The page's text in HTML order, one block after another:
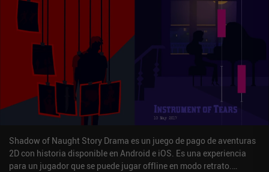
Shadow of Naught Story Drama es un juego de pago de aventuras
2D con historia disponible en Android e iOS. Es una experiencia
para un jugador que se puede jugar offline en modo retrato.